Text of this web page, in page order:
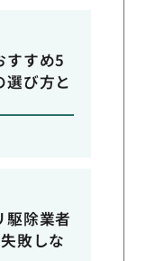
すすめ5
び方と
駆除業者
敗しな